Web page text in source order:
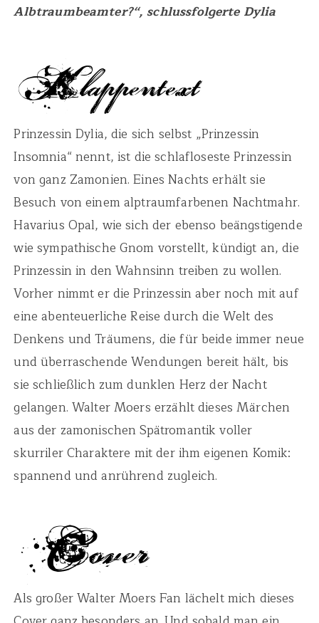
Albtraumbeamter?“, schlussfolgerte Dylia
Prinzessin Dylia, die sich selbst „Prinzessin
Insomnia“ nennt, ist die schlafloseste Prinzessin
von ganz Zamonien. Eines Nachts erhält sie
Besuch von einem alptraumfarbenen Nachtmahr.
Havarius Opal, wie sich der ebenso beängstigende
wie sympathische Gnom vorstellt, kündigt an, die
Prinzessin in den Wahnsinn treiben zu wollen.
Vorher nimmt er die Prinzessin aber noch mit auf
eine abenteuerliche Reise durch die Welt des
Denkens und Träumens, die für beide immer neue
und überraschende Wendungen bereit hält, bis
sie schließlich zum dunklen Herz der Nacht
gelangen. Walter Moers erzählt dieses Märchen
aus der zamonischen Spätromantik voller
skurriler Charaktere mit der ihm eigenen Komik:
spannend und anrührend zugleich.
Als großer Walter Moers Fan lächelt mich dieses